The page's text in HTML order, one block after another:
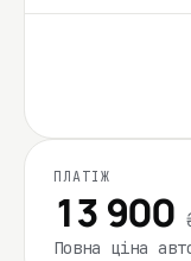
ПЛАТІЖ
13 900
Повна ціна